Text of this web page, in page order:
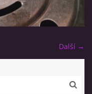
Další →